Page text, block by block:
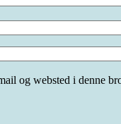
og websted i denne